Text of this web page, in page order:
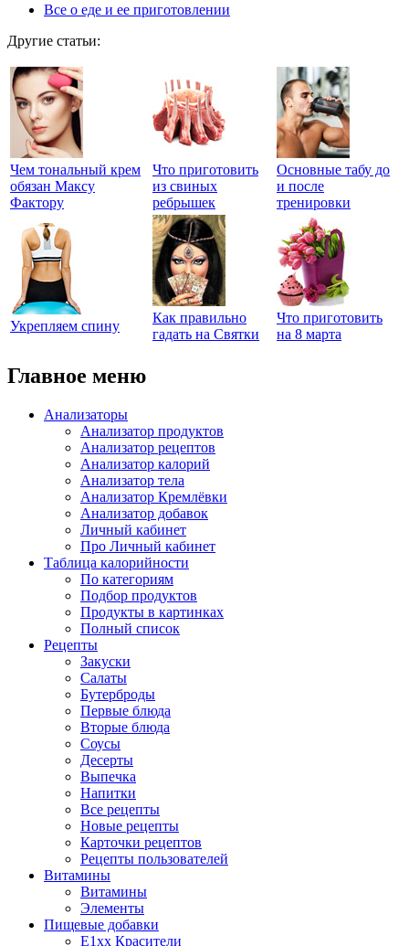
Все о еде и ее приготовлении
Другие статьи:
Чем тональный крем
обязан Максу
Фактору
Что приготовить
из свиных
ребрышек
Основные табу до
и после
тренировки
Укрепляем спину
Как правильно
гадать на Святки
Что приготовить
на 8 марта
Главное меню
Анализаторы
Анализатор продуктов
Анализатор рецептов
Анализатор калорий
Анализатор тела
Анализатор Кремлёвки
Анализатор добавок
Личный кабинет
Про Личный кабинет
Таблица калорийности
По категориям
Подбор продуктов
Продукты в картинках
Полный список
Рецепты
Закуски
Салаты
Бутерброды
Первые блюда
Вторые блюда
Соусы
Десерты
Выпечка
Напитки
Все рецепты
Новые рецепты
Карточки рецептов
Рецепты пользователей
Витамины
Витамины
Элементы
Пищевые добавки
E1xx Красители